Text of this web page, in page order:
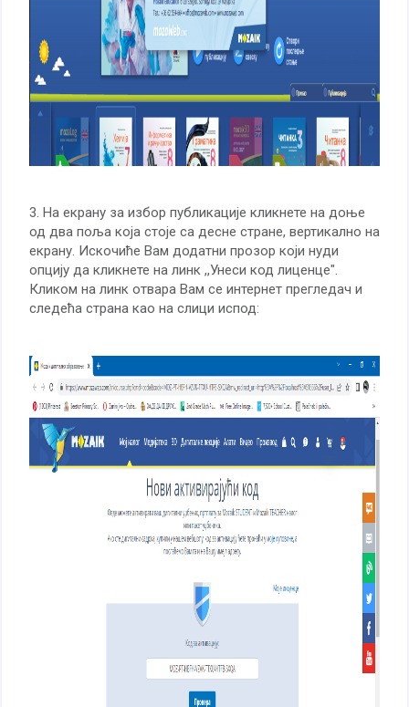
3. На екрану за избор публикације кликнете на доње
од два поља која стоје са десне стране, вертикално на
екрану. Искочиће Вам додатни прозор који нуди
опцију да кликнете на линк ,,Унеси код лиценце".
Кликом на линк отвара Вам се интернет прегледач и
следећа страна као на слици испод: